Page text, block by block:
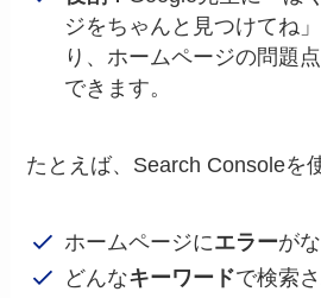
ジをちゃんと見つけてね
り、ホームページの問題
できます。
たとえば、Search Consoleを
ホームページにエラーが
どんなキーワードで検索